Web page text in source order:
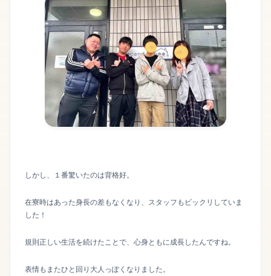
しかし、１番驚いたのは背格好。
在寮時はあった身長の差もなくなり、スタッフもビックリしていま
した！
規則正しい生活を続けたことで、心身ともに成長したんですね。
表情もまたひと回り大人っぽくなりました。